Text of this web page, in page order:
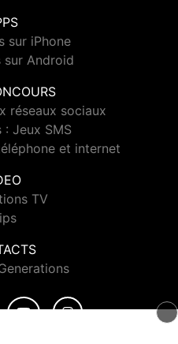
sur iPhone
sur Android
réseaux sociaux
: Jeux SMS
et internet
TV